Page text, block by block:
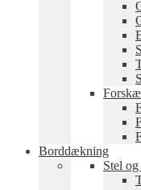
Borddækning
Stel